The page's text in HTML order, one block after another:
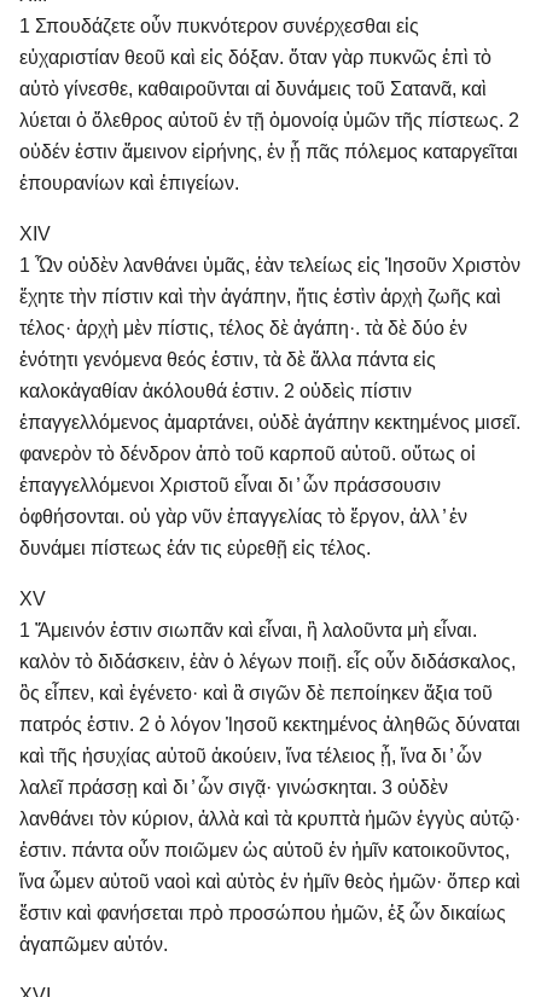
1 Σπουδάζετε οὖν πυκνότερον συνέρχεσθαι εἰς
εὐχαριστίαν θεοῦ καὶ εἰς δόξαν. ὅταν γὰρ πυκνῶς ἐπὶ τὸ
αὐτὸ γίνεσθε, καθαιροῦνται αἱ δυνάμεις τοῦ Σατανᾶ, καὶ
λύεται ὁ ὄλεθρος αὐτοῦ ἐν τῇ ὁμονοίᾳ ὑμῶν τῆς πίστεως. 2
οὐδέν ἐστιν ἄμεινον εἰρήνης, ἐν ᾗ πᾶς πόλεμος καταργεῖται
ἐπουρανίων καὶ ἐπιγείων.
XIV
1 Ὧν οὐδὲν λανθάνει ὑμᾶς, ἐὰν τελείως εἰς Ἰησοῦν Χριστὸν
ἔχητε τὴν πίστιν καὶ τὴν ἀγάπην, ἥτις ἐστὶν ἀρχὴ ζωῆς καὶ
τέλος· ἀρχὴ μὲν πίστις, τέλος δὲ ἀγάπη·. τὰ δὲ δύο ἐν
ἑνότητι γενόμενα θεός ἐστιν, τὰ δὲ ἄλλα πάντα εἰς
καλοκἀγαθίαν ἀκόλουθά ἐστιν. 2 οὐδεὶς πίστιν
ἐπαγγελλόμενος ἁμαρτάνει, οὐδὲ ἀγάπην κεκτημένος μισεῖ.
φανερὸν τὸ δένδρον ἀπὸ τοῦ καρποῦ αὐτοῦ. οὕτως οἱ
ἐπαγγελλόμενοι Χριστοῦ εἶναι δι ̓ ὧν πράσσουσιν
ὀφθήσονται. οὐ γὰρ νῦν ἐπαγγελίας τὸ ἔργον, ἀλλ ̓ ἐν
δυνάμει πίστεως ἐάν τις εὑρεθῇ εἰς τέλος.
XV
1 Ἄμεινόν ἐστιν σιωπᾶν καὶ εἶναι, ἢ λαλοῦντα μὴ εἶναι.
καλὸν τὸ διδάσκειν, ἐὰν ὁ λέγων ποιῇ. εἷς οὖν διδάσκαλος,
ὃς εἶπεν, καὶ ἐγένετο· καὶ ἃ σιγῶν δὲ πεποίηκεν ἄξια τοῦ
πατρός ἐστιν. 2 ὁ λόγον Ἰησοῦ κεκτημένος ἀληθῶς δύναται
καὶ τῆς ἡσυχίας αὐτοῦ ἀκούειν, ἵνα τέλειος ᾖ, ἵνα δι ̓ ὧν
λαλεῖ πράσσῃ καὶ δι ̓ ὧν σιγᾷ· γινώσκηται. 3 οὐδὲν
λανθάνει τὸν κύριον, ἀλλὰ καὶ τὰ κρυπτὰ ἡμῶν ἐγγὺς αὐτῷ·
ἐστιν. πάντα οὖν ποιῶμεν ὡς αὐτοῦ ἐν ἡμῖν κατοικοῦντος,
ἵνα ὦμεν αὐτοῦ ναοὶ καὶ αὐτὸς ἐν ἡμῖν θεὸς ἡμῶν· ὅπερ καὶ
ἔστιν καὶ φανήσεται πρὸ προσώπου ἡμῶν, ἐξ ὧν δικαίως
ἀγαπῶμεν αὐτόν.